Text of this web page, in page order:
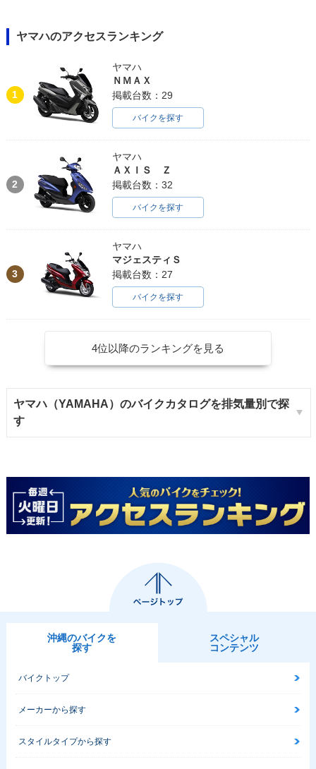
ヤマハのアクセスランキング
1
ヤマハ
ＮＭＡＸ
掲載台数：29
バイクを探す
2
ヤマハ
ＡＸＩＳ Ｚ
掲載台数：32
バイクを探す
3
ヤマハ
マジェスティＳ
掲載台数：27
バイクを探す
4位以降のランキングを見る
ヤマハ（YAMAHA）のバイクカタログを排気量別で探
す
沖縄のバイクを
探す
スペシャル
コンテンツ
バイクトップ
メーカーから探す
スタイルタイプから探す